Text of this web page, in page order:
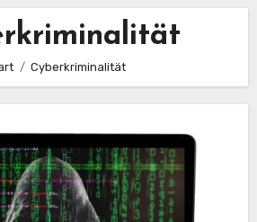
Cyberkriminalität